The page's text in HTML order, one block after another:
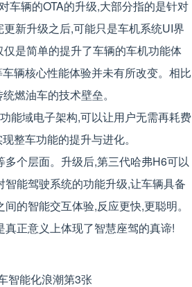
车辆的OTA的升级,大部分指的是针对
新升级之后,可能只是车机系统UI界
是简单的提升了车辆的车机功能体
辆核心性能体验并未有所改变。相比
燃油车的技术壁垒。
能域电子架构,可以让用户无需再耗费
整车功能的提升与进化。
个层面。升级后,第三代哈弗H6可以
能驾驶系统的功能升级,让车辆具备
的智能交互体验,反应更快,更聪明。
正意义上体现了智慧座驾的真谛!